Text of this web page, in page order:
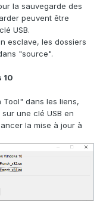
la sauvegarde des
peuvent être
USB.
esclave, les dossiers
"source".
10
dans les liens,
une clé USB en
la mise à jour à